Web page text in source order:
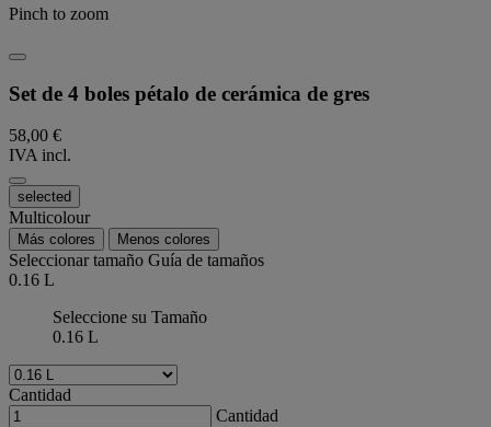
Pinch to zoom
Set de 4 boles pétalo de cerámica de gres
58,00 €
IVA incl.
selected
Multicolour
Más colores Menos colores
Seleccionar tamaño Guía de tamaños
0.16 L
Seleccione su Tamaño
0.16 L
Cantidad
Cantidad